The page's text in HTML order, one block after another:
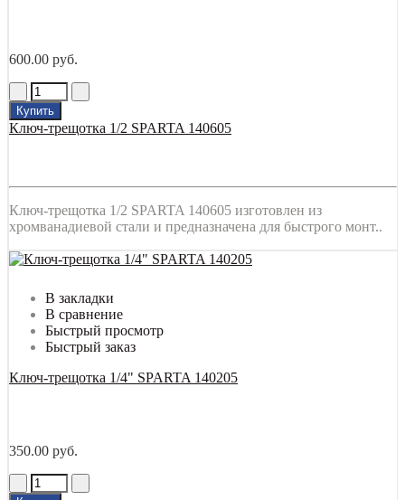
600.00 руб.
Купить
Ключ-трещотка 1/2 SPARTA 140605
Ключ-трещотка 1/2 SPARTA 140605 изготовлен из
хромванадиевой стали и предназначена для быстрого монт..
В закладки
В сравнение
Быстрый просмотр
Быстрый заказ
Ключ-трещотка 1/4" SPARTA 140205
350.00 руб.